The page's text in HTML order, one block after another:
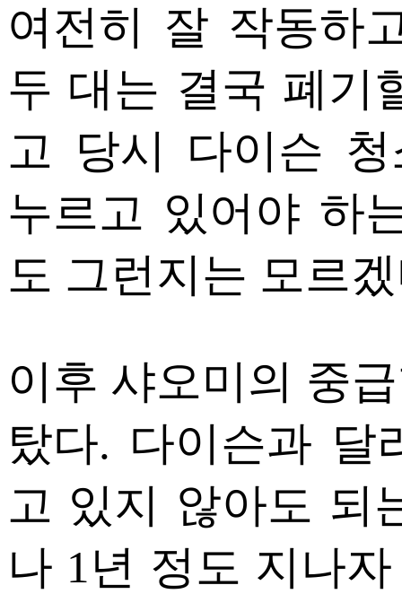
여전히 잘 작동하
두 대는 결국 폐기
고 당시 다이슨
누르고 있어야 하
도 그런지는 모르
이후 샤오미의 중
탔다. 다이슨과 달
고 있지 않아도 되
나 1년 정도 지나